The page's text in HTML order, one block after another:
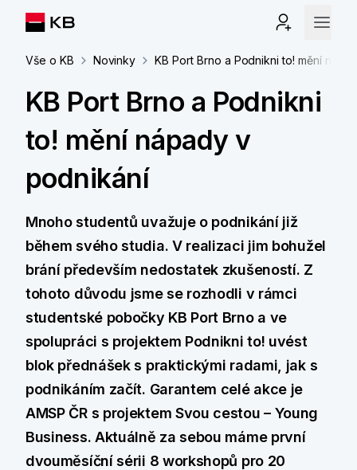
Vše o KB Novinky KB Port Brno a Podnikni to! mění
KB Port Brno a Podnikni
to! mění nápady v
podnikání
Mnoho studentů uvažuje o podnikání již
během svého studia. V realizaci jim bohužel
brání především nedostatek zkušeností. Z
tohoto důvodu jsme se rozhodli v rámci
studentské pobočky KB Port Brno a ve
spolupráci s projektem Podnikni to! uvést
blok přednášek s praktickými radami, jak s
podnikáním začít. Garantem celé akce je
AMSP ČR s projektem Svou cestou – Young
Business. Aktuálně za sebou máme první
dvouměsíční sérii 8 workshopů pro 20